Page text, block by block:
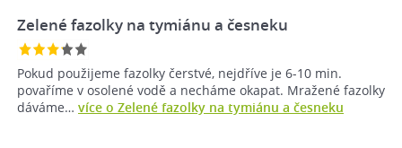
Zelené fazolky na tymiánu a česneku
Pokud použijeme fazolky čerstvé, nejdříve je 6-10 min.
povaříme v osolené vodě a necháme okapat. Mražené fazolky
dáváme… více o Zelené fazolky na tymiánu a česneku